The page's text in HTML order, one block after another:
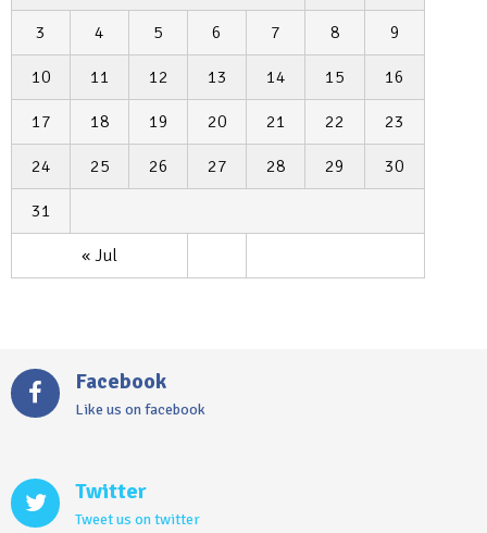
« Jul
3 4 5 6 7 8 9
10 11 12 13 14 15 16
17 18 19 20 21 22 23
24 25 26 27 28 29 30
31
Facebook
Like us on facebook
Twitter
Tweet us on twitter